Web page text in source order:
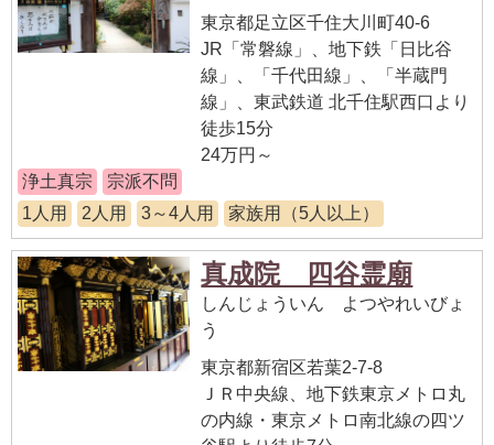
東京都足立区千住大川町40-6
JR「常磐線」、地下鉄「日比谷
線」、「千代田線」、「半蔵門
線」、東武鉄道 北千住駅西口より
徒歩15分
24万円～
浄土真宗
宗派不問
1人用
2人用 3～4人用 家族用（5人以上）
真成院 四谷霊廟
しんじょういん よつやれいびょ
う
東京都新宿区若葉2-7-8
ＪＲ中央線、地下鉄東京メトロ丸
の内線・東京メトロ南北線の四ツ